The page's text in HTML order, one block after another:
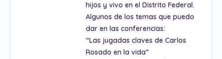
hijos y vivo en el Distrito Federal.
Algunos de los temas que puedo
dar en las conferencias:
“Las jugadas claves de Carlos
Rosado en la vida”